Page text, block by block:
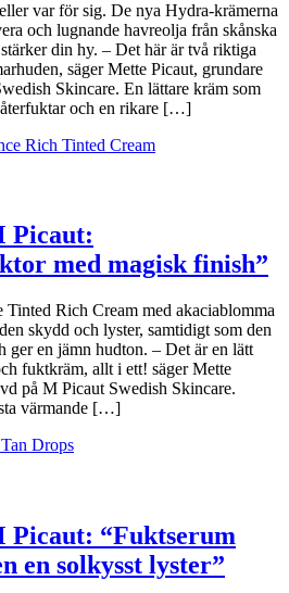
var för sig. De nya Hydra-krämerna
och lugnande havreolja från skånska
din hy. – Det här är två riktiga
säger Mette Picaut, grundare
Skincare. En lättare kräm som
återfuktar och en rikare […]
Picaut:
med magisk finish”
Tinted Rich Cream med akaciablomma
skydd och lyster, samtidigt som den
ger en jämn hudton. – Det är en lätt
fuktkräm, allt i ett! säger Mette
på M Picaut Swedish Skincare.
värmande […]
Picaut: “Fuktserum
en solkysst lyster”